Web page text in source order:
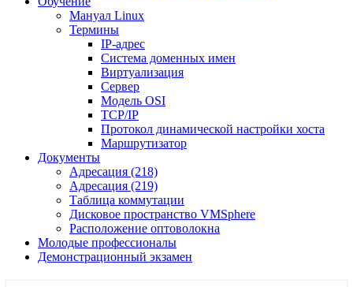
Мануал Linux
Термины
IP-адрес
Система доменных имен
Виртуализация
Сервер
Модель OSI
TCP/IP
Протокол динамической настройки хоста
Маршрутизатор
Документы
Адресация (218)
Адресация (219)
Таблица коммутации
Дисковое пространство VMSphere
Расположение оптоволокна
Молодые профессионалы
Демонстрационный экзамен